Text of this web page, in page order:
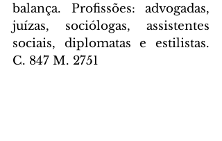
balança. Profissões: advogadas,
juízas, sociólogas, assistentes
sociais, diplomatas e estilistas.
C. 847 M. 2751